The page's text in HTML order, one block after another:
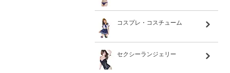
コスプレ・コスチューム
セクシーランジェリー